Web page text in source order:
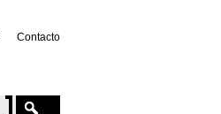
Contacto